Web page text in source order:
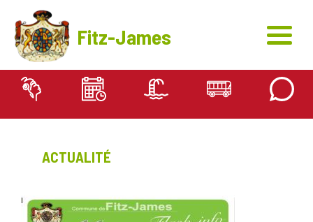
Fitz-James
Actualité
ACTUALITÉ